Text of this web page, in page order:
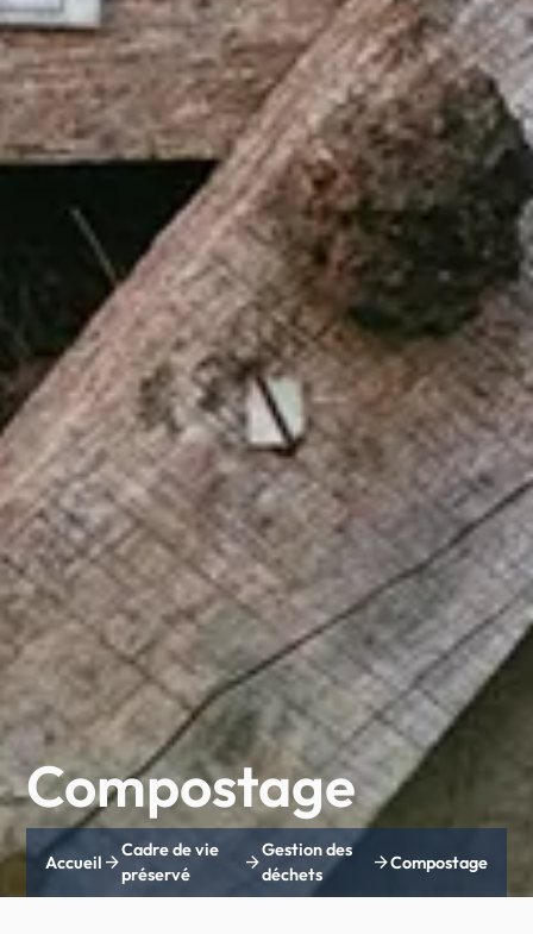
Accueil arrow_forward
Cadre de vie
préservé
arrow_forward
Gestion des
déchets
arrow_forwardCompostage
Compostage